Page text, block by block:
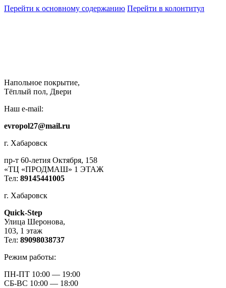
Перейти к основному содержанию Перейти в колонтитул
Напольное покрытие,
Тёплый пол, Двери
Наш e-mail:
evropol27@mail.ru
г. Хабаровск
пр-т 60-летия Октября, 158
«ТЦ «ПРОДМАШ» 1 ЭТАЖ
Тел: 89145441005
г. Хабаровск
Quick-Step
​Улица Шеронова,
103, ​1 этаж
Тел: 89098038737
Режим работы:
ПН-ПТ 10:00 — 19:00
СБ-ВС 10:00 — 18:00